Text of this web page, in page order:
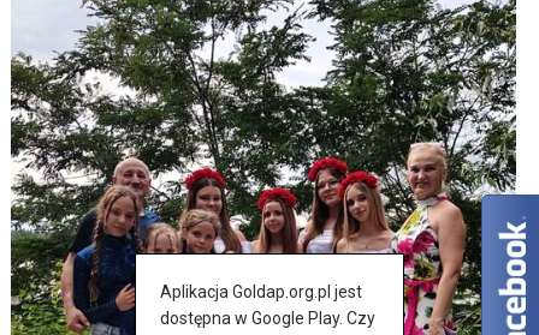
Aplikacja Goldap.org.pl jest
dostępna w Google Play. Czy